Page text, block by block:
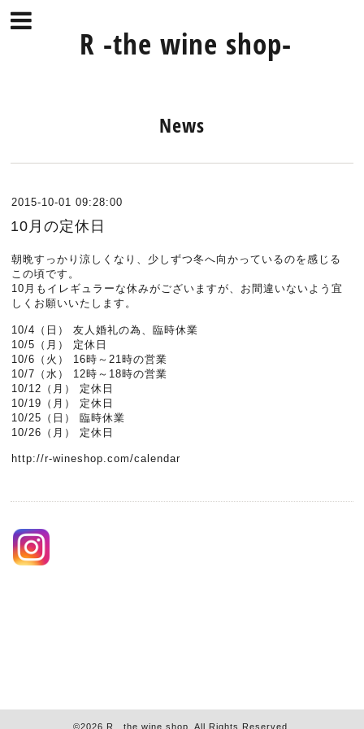
R -the wine shop-
News
2015-10-01 09:28:00
10月の定休日
朝晩すっかり涼しくなり、少しずつ冬へ向かっているのを感じる
この頃です。
10月もイレギュラーな休みがございますが、お間違いないよう宜
しくお願いいたします。
10/4（日） 友人婚礼の為、臨時休業
10/5（月） 定休日
10/6（火） 16時～21時の営業
10/7（水） 12時～18時の営業
10/12（月） 定休日
10/19（月） 定休日
10/25（日） 臨時休業
10/26（月） 定休日
http://r-wineshop.com/calendar
©2026 R the wine shop . All Rights Reserved.